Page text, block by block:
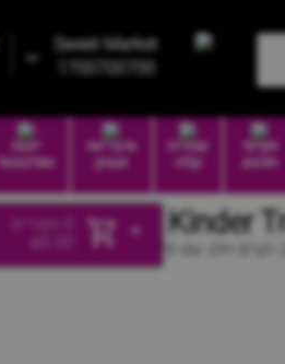
Sweet Market
1700700700
חטיפי
חלבון
שתייה
קלה
סיגריות
וטבק
יינות
ואלכוהול
חלב עם פירורי ביסקוויט
מוצרים
₪